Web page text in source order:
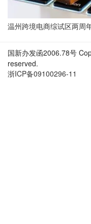
温州跨境电商综试区两周
国新办发函2006.78号
reserved.
浙ICP备09100296-11